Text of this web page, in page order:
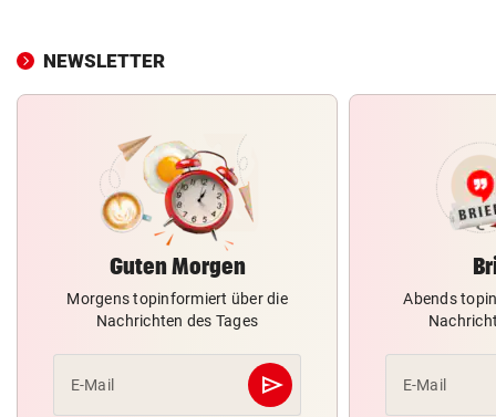
NEWSLETTER
Guten Morgen
Morgens topinformiert über die
Nachrichten des Tages
E-Mail send
Abschicken
Abends
E-Mail